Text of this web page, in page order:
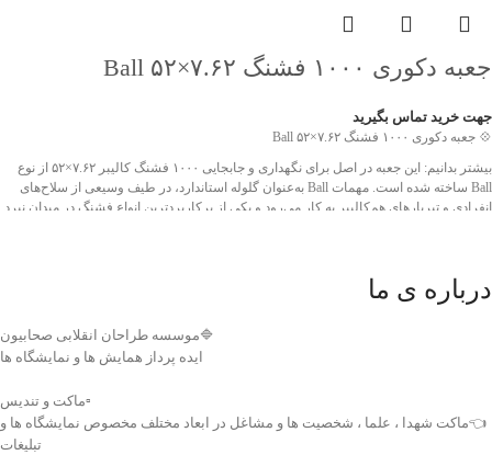
تعداد: 1 فروند موشک
تاریخ: 2018
ابعاد جعبه: 131×31×35 سانتی‌متر
ویژگی‌های برجسته این محصول، ابعاد خاص، طراحی صنعتی و ارتباط مستقیم آن با
جنگ‌افزارهای ضدزره مدرن است که آن را به انتخابی ارزشمند برای دکورهای یادگاری،
جعبه دکوری ۱۰۰۰ فشنگ ۷.۶۲×۵۲ Ball
جهت خرید تماس بگیرید
💠 جعبه دکوری ۱۰۰۰ فشنگ ۷.۶۲×۵۲ Ball
بیشتر بدانیم: این جعبه در اصل برای نگهداری و جابجایی ۱۰۰۰ فشنگ کالیبر ۷.۶۲×۵۲ از نوع
Ball ساخته شده است. مهمات Ball به‌عنوان گلوله استاندارد، در طیف وسیعی از سلاح‌های
انفرادی و تیربارهای هم‌کالیبر به کار می‌رود و یکی از پرکاربردترین انواع فشنگ در میدان نبرد
تعداد: ۱۰۰۰ فشنگ
ویژگی‌های برجسته این محصول، طراحی مستحکم، ظرفیت بالا و اصالت تاریخی است که آن
را به انتخابی مناسب برای دکورهای یادگاری، پروژه‌های نمایشی و نمایشگاه‌های دفاع مقدس
درباره ی ما
🔷موسسه طراحان انقلابی صحابیون
ایده پرداز همایش ها و نمایشگاه ها
▫️ماکت و تندیس
👈ماکت شهدا ، علما ، شخصیت ها و مشاغل در ابعاد مختلف مخصوص نمایشگاه ها و
تبلیغات